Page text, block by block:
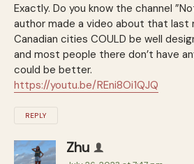
Exactly. Do you know the channel
author made a video about that last
Canadian cities COULD be well
and most people there don’t have
could be better.
https://youtu.be/REni8Oi1QJQ
REPLY
Zhu